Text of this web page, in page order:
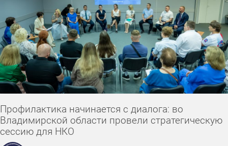
Профилактика начинается с диалога: во
Владимирской области провели стратегическую
сессию для НКО